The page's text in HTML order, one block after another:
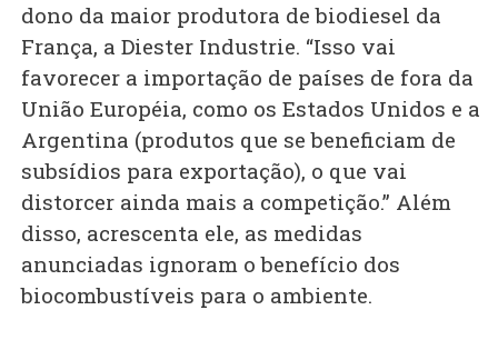
dono da maior produtora de biodiesel da
França, a Diester Industrie. “Isso vai
favorecer a importação de países de fora da
União Européia, como os Estados Unidos e a
Argentina (produtos que se beneficiam de
subsídios para exportação), o que vai
distorcer ainda mais a competição.” Além
disso, acrescenta ele, as medidas
anunciadas ignoram o benefício dos
biocombustíveis para o ambiente.